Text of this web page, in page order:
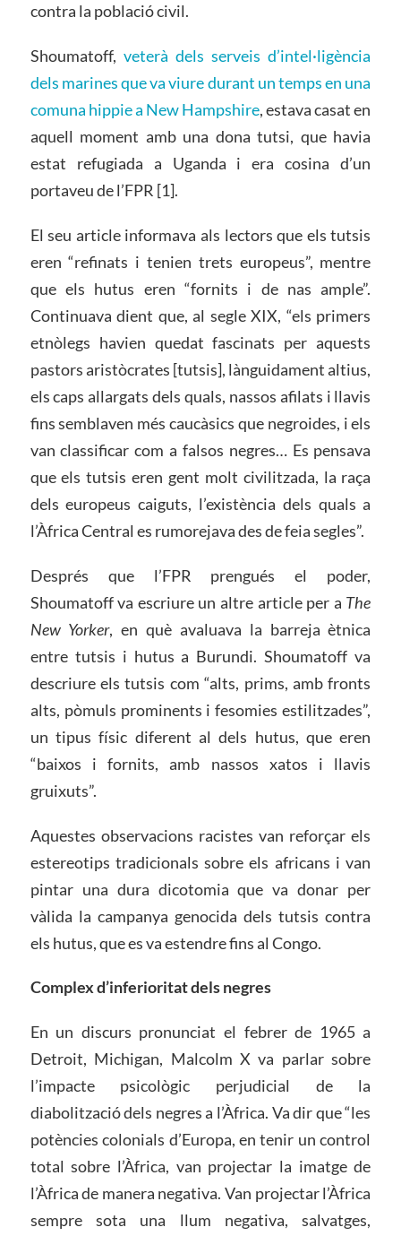
contra la població civil.
Shoumatoff, veterà dels serveis d’intel·ligència
dels marines que va viure durant un temps en una
comuna hippie a New Hampshire, estava casat en
aquell moment amb una dona tutsi, que havia
estat refugiada a Uganda i era cosina d’un
portaveu de l’FPR [1].
El seu article informava als lectors que els tutsis
eren “refinats i tenien trets europeus”, mentre
que els hutus eren “fornits i de nas ample”.
Continuava dient que, al segle XIX, “els primers
etnòlegs havien quedat fascinats per aquests
pastors aristòcrates [tutsis], lànguidament altius,
els caps allargats dels quals, nassos afilats i llavis
fins semblaven més caucàsics que negroides, i els
van classificar com a falsos negres… Es pensava
que els tutsis eren gent molt civilitzada, la raça
dels europeus caiguts, l’existència dels quals a
l’Àfrica Central es rumorejava des de feia segles”.
Després que l’FPR prengués el poder,
Shoumatoff va escriure un altre article per a The
New Yorker, en què avaluava la barreja ètnica
entre tutsis i hutus a Burundi. Shoumatoff va
descriure els tutsis com “alts, prims, amb fronts
alts, pòmuls prominents i fesomies estilitzades”,
un tipus físic diferent al dels hutus, que eren
“baixos i fornits, amb nassos xatos i llavis
gruixuts”.
Aquestes observacions racistes van reforçar els
estereotips tradicionals sobre els africans i van
pintar una dura dicotomia que va donar per
vàlida la campanya genocida dels tutsis contra
els hutus, que es va estendre fins al Congo.
Complex d’inferioritat dels negres
En un discurs pronunciat el febrer de 1965 a
Detroit, Michigan, Malcolm X va parlar sobre
l’impacte psicològic perjudicial de la
diabolització dels negres a l’Àfrica. Va dir que “les
potències colonials d’Europa, en tenir un control
total sobre l’Àfrica, van projectar la imatge de
l’Àfrica de manera negativa. Van projectar l’Àfrica
sempre sota una llum negativa, salvatges,